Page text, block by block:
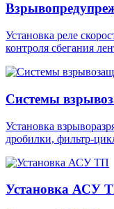
Установка реле
контроля сбегания
Системы
Установка
дробилки, фильтр-
Установка АСУ